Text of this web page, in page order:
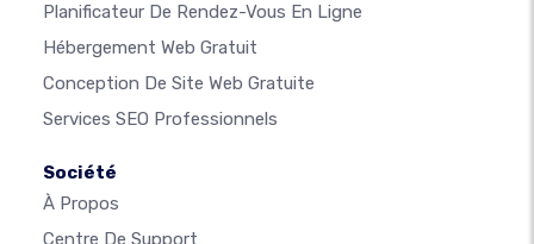
Planificateur De Rendez-Vous En Ligne
Hébergement Web Gratuit
Conception De Site Web Gratuite
Services SEO Professionnels
Société
À Propos
Centre De Support